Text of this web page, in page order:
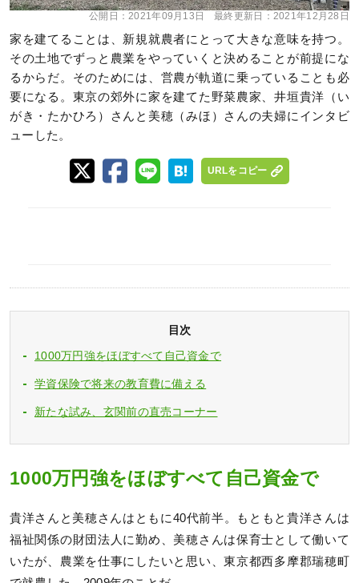
公開日：2021年09月13日 最終更新日： 2021年12月28日
家を建てることは、新規就農者にとって大きな意味を持つ。
その土地でずっと農業をやっていくと決めることが前提にな
るからだ。そのためには、営農が軌道に乗っていることも必
要になる。東京の郊外に家を建てた野菜農家、井垣貴洋（い
がき・たかひろ）さんと美穂（みほ）さんの夫婦にインタビ
ューした。
URLをコピー
目次
1000万円強をほぼすべて自己資金で
学資保険で将来の教育費に備える
新たな試み、玄関前の直売コーナー
1000万円強をほぼすべて自己資金で
貴洋さんと美穂さんはともに40代前半。もともと貴洋さんは
福祉関係の財団法人に勤め、美穂さんは保育士として働いて
いたが、農業を仕事にしたいと思い、東京都西多摩郡瑞穂町